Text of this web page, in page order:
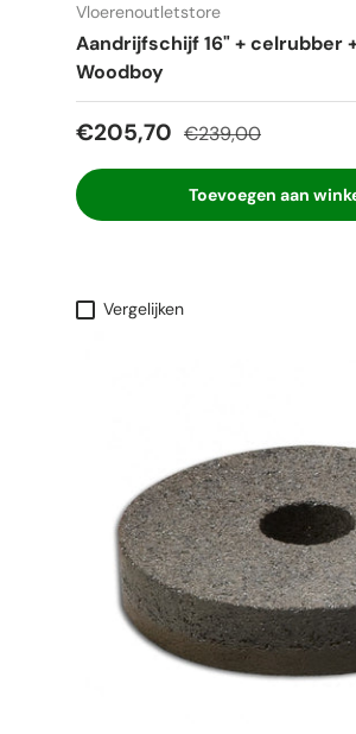
Vloerenoutletstore
Aandrijfschijf 16" + celrubber
Woodboy
Verkoopprijs
€205,70 Reguliere prijs
€239,00
Toevoegen aan
Vergelijken